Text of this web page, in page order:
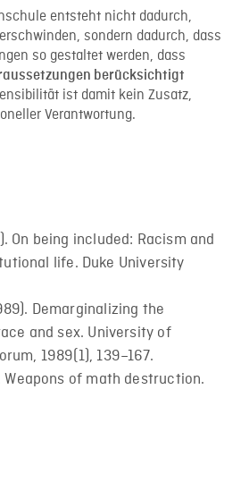
entsteht nicht dadurch,
sondern dadurch, dass
so gestaltet werden, dass
berücksichtigt
ist damit kein Zusatz,
Verantwortung.
On being included: Racism and
life. Duke University
Demarginalizing the
and sex. University of
1989(1), 139–167.
Weapons of math destruction.